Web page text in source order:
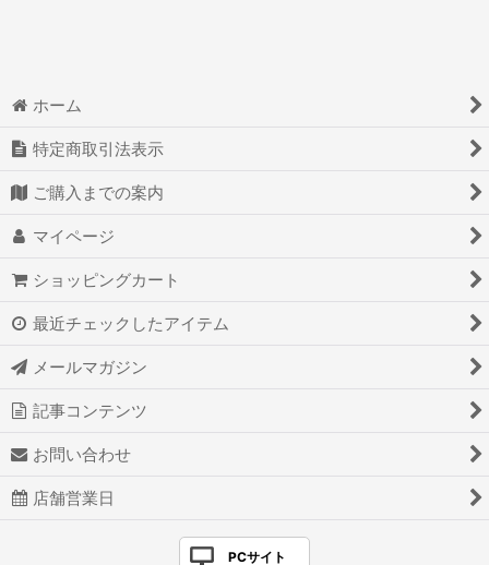
ホーム
特定商取引法表示
ご購入までの案内
マイページ
ショッピングカート
最近チェックしたアイテム
メールマガジン
記事コンテンツ
お問い合わせ
店舗営業日
PCサイト